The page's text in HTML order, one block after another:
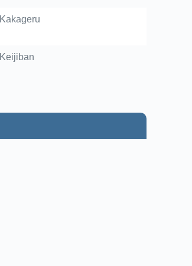
Kakageru
Keijiban